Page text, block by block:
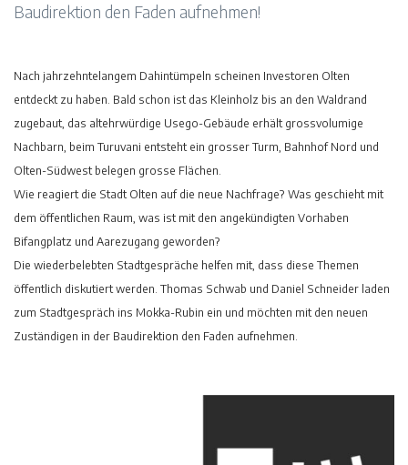
Baudirektion den Faden aufnehmen!
Nach jahrzehntelangem Dahintümpeln scheinen Investoren Olten
entdeckt zu haben. Bald schon ist das Kleinholz bis an den Waldrand
zugebaut, das altehrwürdige Usego-Gebäude erhält grossvolumige
Nachbarn, beim Turuvani entsteht ein grosser Turm, Bahnhof Nord und
Olten-Südwest belegen grosse Flächen.
Wie reagiert die Stadt Olten auf die neue Nachfrage? Was geschieht mit
dem öffentlichen Raum, was ist mit den angekündigten Vorhaben
Bifangplatz und Aarezugang geworden?
Die wiederbelebten Stadtgespräche helfen mit, dass diese Themen
öffentlich diskutiert werden. Thomas Schwab und Daniel Schneider laden
zum Stadtgespräch ins Mokka-Rubin ein und möchten mit den neuen
Zuständigen in der Baudirektion den Faden aufnehmen.